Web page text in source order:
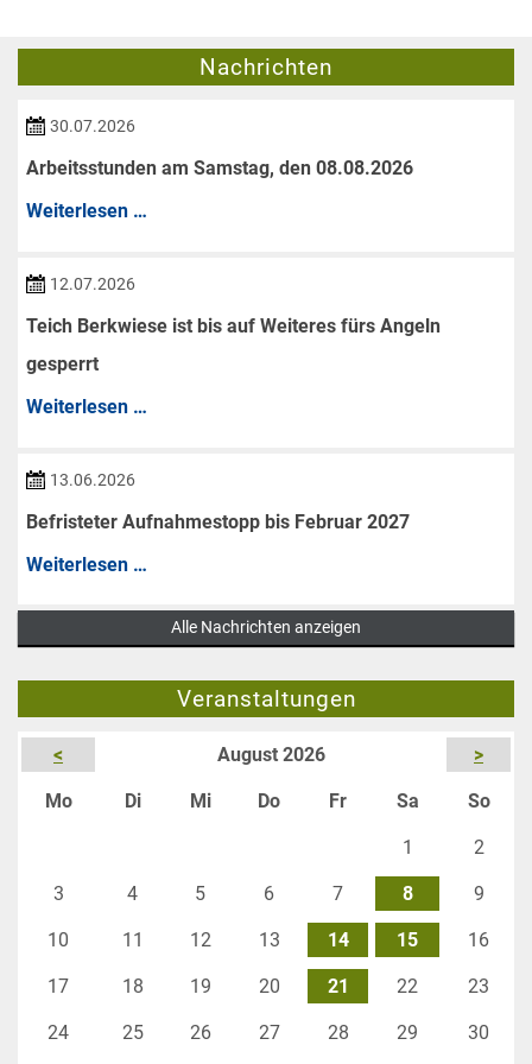
Nachrichten
30.07.2026
Arbeitsstunden am Samstag, den 08.08.2026
Weiterlesen …
den
12.07.2026
Teich Berkwiese ist bis auf Weiteres fürs Angeln
gesperrt
Weiterlesen …
bis
fürs
Angeln
gesperrt
13.06.2026
Befristeter Aufnahmestopp bis Februar 2027
Weiterlesen …
2027
Alle Nachrichten anzeigen
Veranstaltungen
< August 2026 >
Montag DienstagMittwochDonnerstag
Freitag SamstagSo
1 2
3 4 5 6 7 8 9
10 11 12 13 14 15 16
17 18 19 20 21 22 23
24 25 26 27 28 29 30